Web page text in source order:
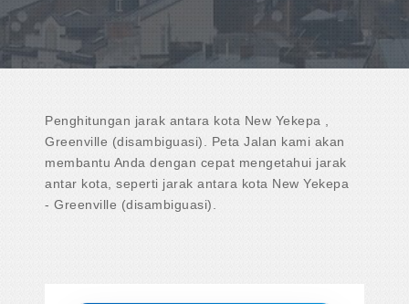
Penghitungan jarak antara kota New Yekepa ,
Greenville (disambiguasi). Peta Jalan kami akan
membantu Anda dengan cepat mengetahui jarak
antar kota, seperti jarak antara kota New Yekepa
- Greenville (disambiguasi).